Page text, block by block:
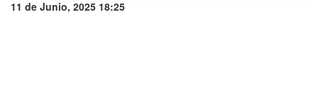
11 de Junio, 2025 18:25